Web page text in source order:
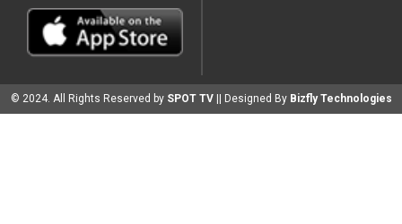
© 2024. All Rights Reserved by SPOT TV || Designed By Bizfly Technologies